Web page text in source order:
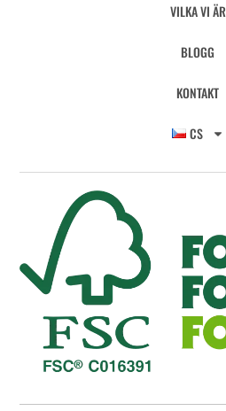
VILKA VI ÄR
BLOGG
KONTAKT
CS